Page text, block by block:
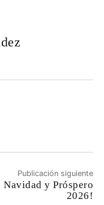
Publicación siguiente
Navidad y Próspero
2026!